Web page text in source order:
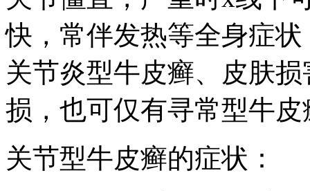
快，常伴发热等全身症
关节炎型牛皮癣、皮肤
损，也可仅有寻常型牛
关节型牛皮癣的症状：